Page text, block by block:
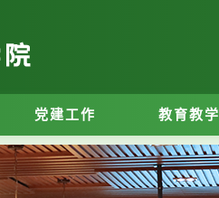
党建工作 教育教学